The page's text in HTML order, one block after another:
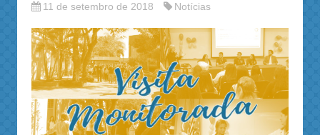
11 de setembro de 2018 Notícias